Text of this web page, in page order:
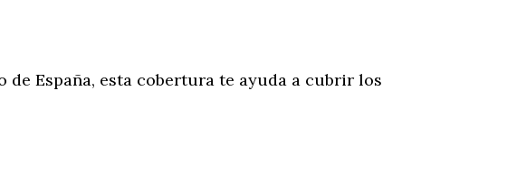
España, esta cobertura te ayuda a cubrir los